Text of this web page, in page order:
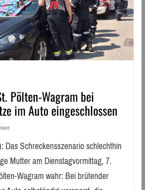
Pölten-Wagram bei
im Auto eingeschlossen
Das Schreckensszenario schlechthin
Mutter am Dienstagvormittag, 7.
Wagram wahr: Bei brütender